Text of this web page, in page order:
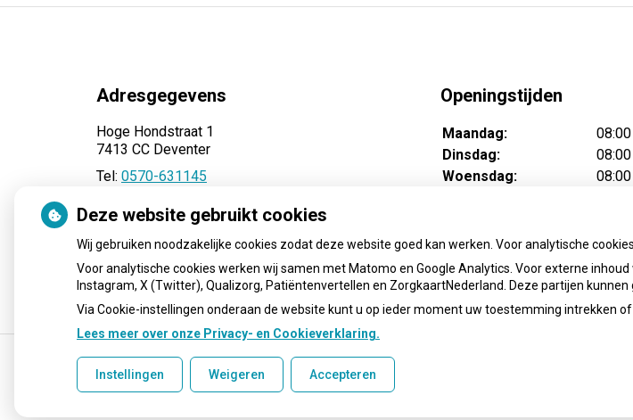
Adresgegevens
Hoge Hondstraat 1
7413 CC Deventer
Tel: 0570-631145
Openingstijden
Maandag:
Dinsdag:
Woensdag:
Uw Zorg Online|Beheer
Deze website gebruikt cookies
Wij gebruiken noodzakelijke cookies zodat deze website goed kan werken. Voor analytische
Voor analytische cookies werken wij samen met Matomo en Google Analytics. Voor externe
Instagram, X (Twitter), Qualizorg, Patiëntenvertellen en ZorgkaartNederland. Deze partijen kunnen
Via Cookie-instellingen onderaan de website kunt u op ieder moment uw toestemming intrekken of
Lees meer over onze Privacy- en Cookieverklaring.
Instellingen Weigeren Accepteren